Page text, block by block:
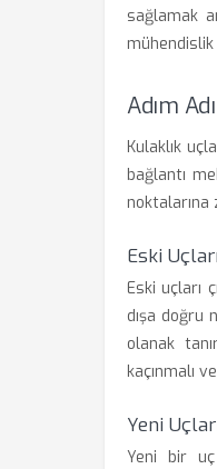
sağlamak
Adım
Kulaklık
bağlantı
noktalarına
Eski
Eski uçları
dışa doğru
olanak
kaçınmalı
Yeni
Yeni bir uç